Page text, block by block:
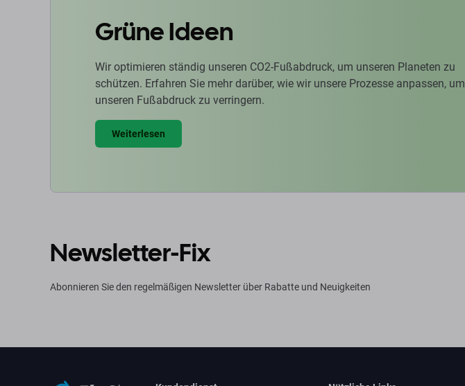
Grüne Ideen
Wir optimieren ständig unseren CO2-Fußabdruck, um unseren Planeten zu
schützen. Erfahren Sie mehr darüber, wie wir unsere Prozesse anpassen, um
unseren Fußabdruck zu verringern.
Weiterlesen
Newsletter-Fix
Abonnieren Sie den regelmäßigen Newsletter über Rabatte und Neuigkeiten